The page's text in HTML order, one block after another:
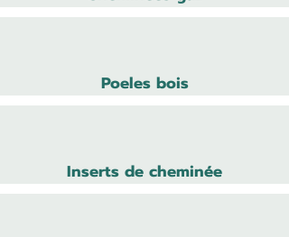
Poeles bois
Inserts de cheminée